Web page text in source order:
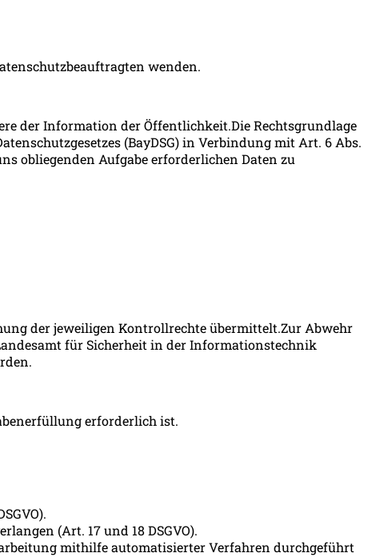
wenden.
der Information der Öffentlichkeit.Die Rechtsgrundlage
(BayDSG) in Verbindung mit Art. 6 Abs.
obliegenden Aufgabe erforderlichen Daten zu
der jeweiligen Kontrollrechte übermittelt.Zur Abwehr
für Sicherheit in der Informationstechnik
erforderlich ist.
(Art. 17 und 18 DSGVO).
mithilfe automatisierter Verfahren durchgeführt